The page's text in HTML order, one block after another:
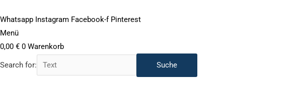
Whatsapp Instagram Facebook-f Pinterest
Menü
0,00 € 0 Warenkorb
Search for: